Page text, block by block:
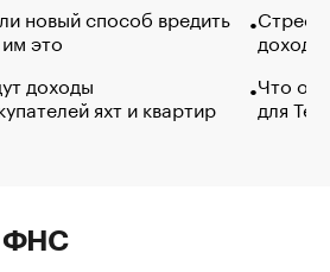
новый способ вредить
это
доходы
яхт и квартир
Что
для
ФНС